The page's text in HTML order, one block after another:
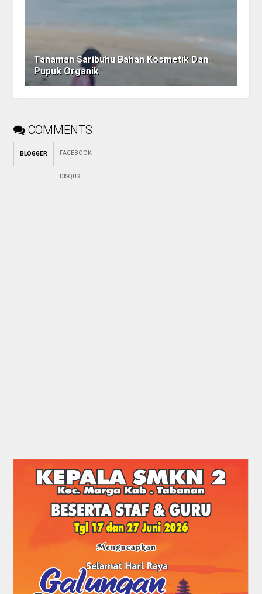
Tanaman Saribuhu Bahan Kosmetik Dan
Pupuk Organik
COMMENTS
BLOGGER FACEBOOK:
DISQUS